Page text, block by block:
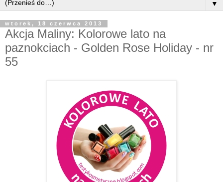
▼
wtorek, 18 czerwca 2013
Akcja Maliny: Kolorowe lato na
paznokciach - Golden Rose Holiday - nr
55